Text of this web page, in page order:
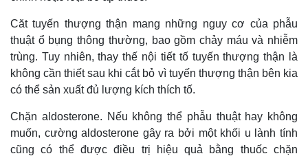
Căt tuyến thượng thận mang những nguy cơ của phẫu
thuật ổ bụng thông thường, bao gồm chảy máu và nhiễm
trùng. Tuy nhiên, thay thế nội tiết tố tuyến thượng thận là
không cần thiết sau khi cắt bỏ vì tuyến thượng thận bên kia
có thể sản xuất đủ lượng kích thích tố.
Chặn aldosterone. Nếu không thể phẫu thuật hay không
muốn, cường aldosterone gây ra bởi một khối u lành tính
cũng có thể được điều trị hiệu quả bằng thuốc chặn